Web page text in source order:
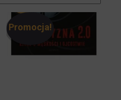
Promocja!